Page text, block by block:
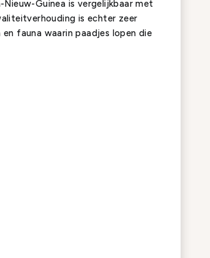
Guinea is vergelijkbaar met
is echter zeer
fauna waarin paadjes lopen die